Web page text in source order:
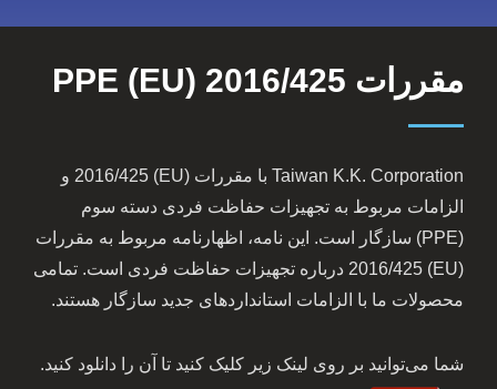
مقررات PPE (EU) 2016/425
Taiwan K.K. Corporation با مقررات (EU) 2016/425 و
الزامات مربوط به تجهیزات حفاظت فردی دسته سوم
(PPE) سازگار است. این نامه، اظهارنامه مربوط به مقررات
(EU) 2016/425 درباره تجهیزات حفاظت فردی است. تمامی
محصولات ما با الزامات استانداردهای جدید سازگار هستند.
شما می‌توانید بر روی لینک زیر کلیک کنید تا آن را دانلود کنید.